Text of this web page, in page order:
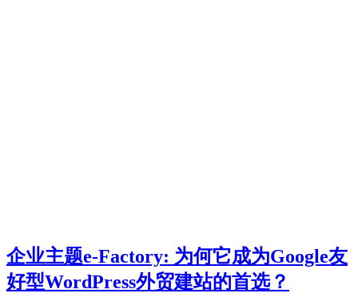
企业主题e-Factory: 为何它成为Google友
好型WordPress外贸建站的首选？